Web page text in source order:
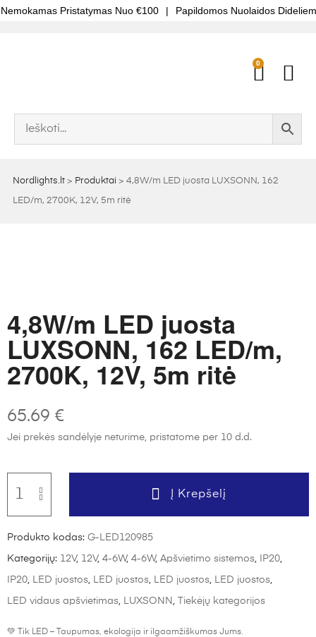
Pristatymas Nuo €100 | Papildomos Nuolaidos
0
Nordlights.lt > Produktai > 4,8W/m LED juosta LUXSONN, 162
LED/m, 2700K, 12V, 5m ritė
4,8W/m LED juosta
LUXSONN, 162 LED/m,
2700K, 12V, 5m ritė
65.69 €
Jei prekės sandėlyje neturime, pristatome per 10 d.d.
Į Krepšelį
Produkto kodas: G-LED120985
Kategorijų: 12V, 12V, 4-6W, 4-6W, Apšvietimo sistemos, IP20,
IP20, LED juostos, LED juostos, LED juostos, LED juostos,
LED vidaus apšvietimas, LUXSONN , Tiekėjų kategorijos
💚 Tik LED – Taupumas, ekologija ir ilgaamžiškumas Jums.